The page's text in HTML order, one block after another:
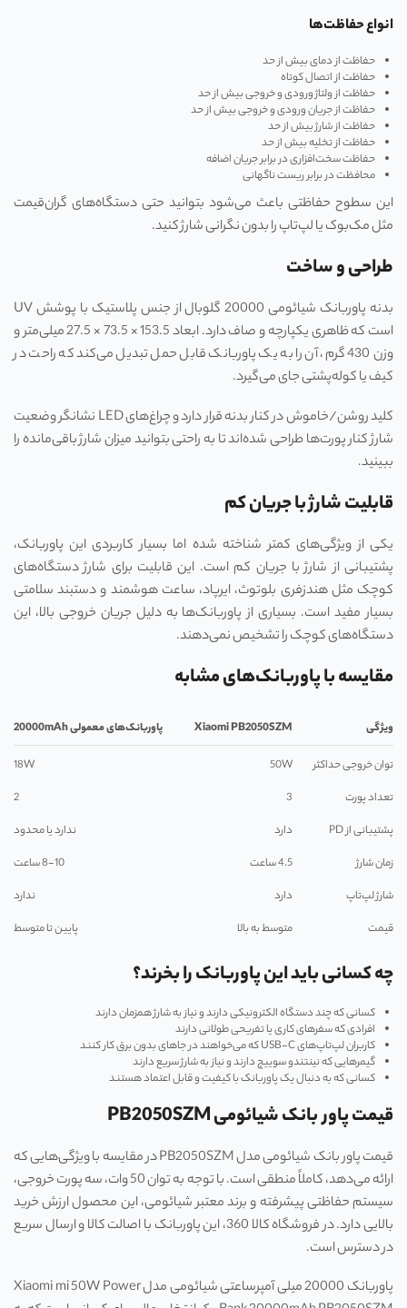
انواع حفاظت‌ها
حفاظت از دمای بیش از حد
حفاظت از اتصال کوتاه
حفاظت از ولتاژ ورودی و خروجی بیش از حد
حفاظت از جریان ورودی و خروجی بیش از حد
حفاظت از شارژ بیش از حد
حفاظت از تخلیه بیش از حد
حفاظت سخت‌افزاری در برابر جریان اضافه
محافظت در برابر ریست ناگهانی
این سطوح حفاظتی باعث می‌شود بتوانید حتی دستگاه‌های گران‌قیمت
مثل مک‌بوک یا لپ‌تاپ را بدون نگرانی شارژ کنید.
طراحی و ساخت
بدنه پاوربانک شیائومی 20000 گلوبال از جنس پلاستیک با پوشش UV
است که ظاهری یکپارچه و صاف دارد. ابعاد 153.5 × 73.5 × 27.5 میلی‌متر و
وزن 430 گرم، آن را به یک پاوربانک قابل حمل تبدیل می‌کند که راحت در
کیف یا کوله‌پشتی جای می‌گیرد.
کلید روشن/خاموش در کنار بدنه قرار دارد و چراغ‌های LED نشانگر وضعیت
شارژ کنار پورت‌ها طراحی شده‌اند تا به راحتی بتوانید میزان شارژ باقی‌مانده را
ببینید.
قابلیت شارژ با جریان کم
یکی از ویژگی‌های کمتر شناخته شده اما بسیار کاربردی این پاوربانک،
پشتیبانی از شارژ با جریان کم است. این قابلیت برای شارژ دستگاه‌های
کوچک مثل هندزفری بلوتوث، ایرپاد، ساعت هوشمند و دستبند سلامتی
بسیار مفید است. بسیاری از پاوربانک‌ها به دلیل جریان خروجی بالا، این
دستگاه‌های کوچک را تشخیص نمی‌دهند.
مقایسه با پاوربانک‌های مشابه
ویژگی Xiaomi PB2050SZM پاوربانک‌های معمولی 20000mAh
توان خروجی حداکثر 50W
18W
تعداد پورت
3
2
پشتیبانی از PD
دارد
ندارد یا محدود
زمان شارژ
4.5 ساعت
8-10 ساعت
شارژ لپ‌تاپ
دارد
ندارد
قیمت
متوسط به بالا پایین تا متوسط
چه کسانی باید این پاوربانک را بخرند؟
کسانی که چند دستگاه الکترونیکی دارند و نیاز به شارژ همزمان دارند
افرادی که سفرهای کاری یا تفریحی طولانی دارند
کاربران لپ‌تاپ‌های USB-C که می‌خواهند در جاهای بدون برق کار کنند
گیمرهایی که نینتندو سوییچ دارند و نیاز به شارژ سریع دارند
کسانی که به دنبال یک پاوربانک با کیفیت و قابل اعتماد هستند
قیمت پاور بانک شیائومی PB2050SZM
قیمت پاور بانک شیائومی مدل PB2050SZM در مقایسه با ویژگی‌هایی که
ارائه می‌دهد، کاملاً منطقی است. با توجه به توان 50 وات، سه پورت خروجی،
سیستم حفاظتی پیشرفته و برند معتبر شیائومی، این محصول ارزش خرید
بالایی دارد. در فروشگاه کالا 360، این پاوربانک با اصالت کالا و ارسال سریع
در دسترس است.
پاوربانک 20000 میلی آمپرساعتی شیائومی مدل Xiaomi mi 50W Power